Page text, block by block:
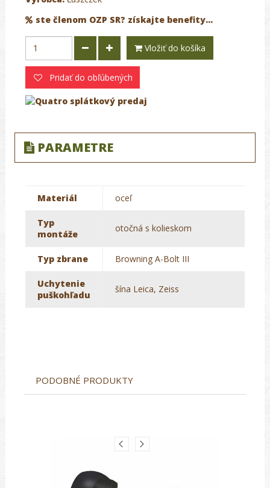
ste členom OZP SR? získajte benefity...
Vložiť do košíka
Pridať do obľúbených
PARAMETRE
Materiál oceľ
Typ
montáže
otočná s kolieskom
Typ zbrane Browning A-Bolt III
Uchytenie
puškohľadu
šína Leica, Zeiss
PODOBNÉ PRODUKTY